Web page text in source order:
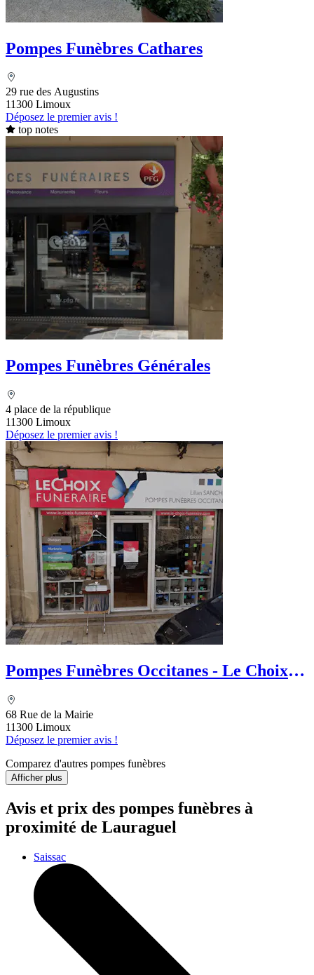
Pompes Funèbres Cathares
29 rue des Augustins
11300 Limoux
Déposez le premier avis !
top notes
Pompes Funèbres Générales
4 place de la république
11300 Limoux
Déposez le premier avis !
Pompes Funèbres Occitanes - Le Choix
68 Rue de la Mairie
11300 Limoux
Déposez le premier avis !
Comparez d'autres pompes funèbres
Afficher plus
Avis et prix des pompes funèbres à
proximité de Lauraguel
Saissac